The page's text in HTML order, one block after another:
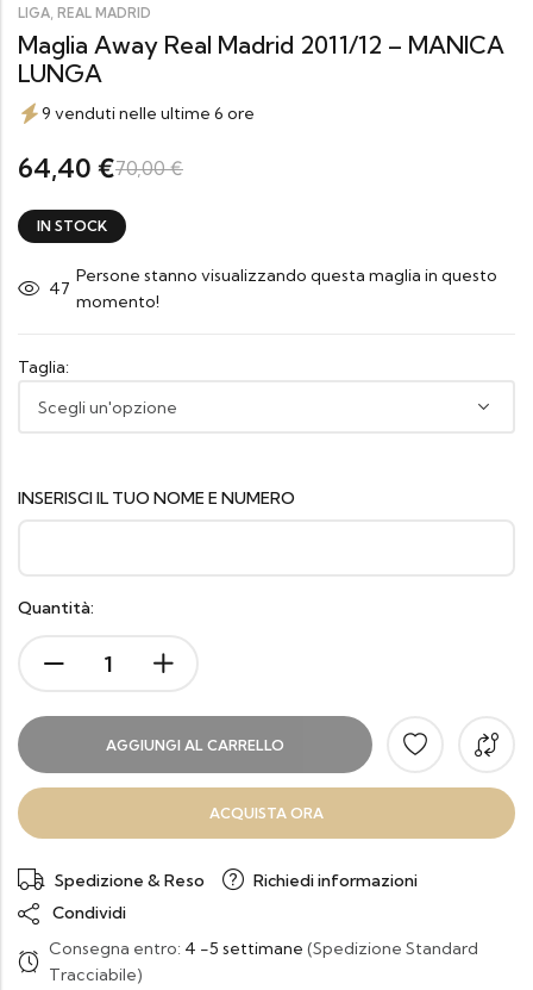
LIGA, REAL MADRID
Maglia Away Real Madrid 2011/12 – MANICA
LUNGA
9 venduti nelle ultime 6 ore
64,40 €70,00€
IN STOCK
47
Persone stanno visualizzando questa maglia in questo
momento!
Taglia:
INSERISCI IL TUO NOME E NUMERO
Quantità:
AGGIUNGI AL CARRELLO
ACQUISTA ORA
Spedizione & Reso
Richiedi informazioni
Condividi
Consegna entro: 4 -5 settimane (Spedizione Standard
Tracciabile)